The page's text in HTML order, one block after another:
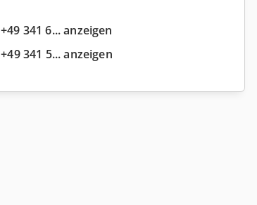
+49 341 6... anzeigen
+49 341 5... anzeigen